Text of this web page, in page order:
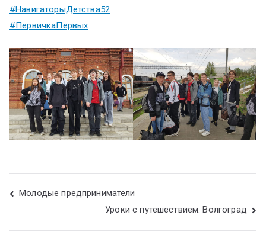
#НавигаторыДетства52
#ПервичкаПервых
Молодые предприниматели
Уроки с путешествием: Волгоград